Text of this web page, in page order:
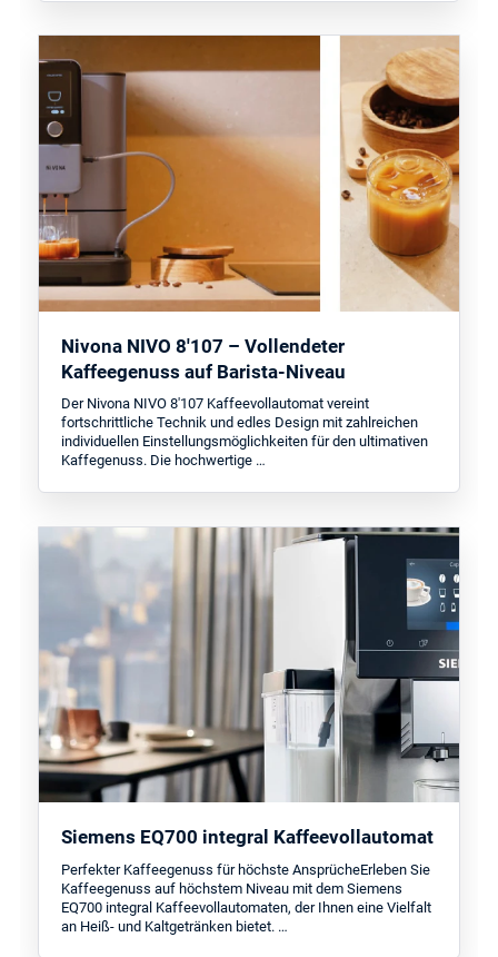
Nivona NIVO 8'107 – Vollendeter
Kaffeegenuss auf Barista-Niveau
Der Nivona NIVO 8'107 Kaffeevollautomat vereint
fortschrittliche Technik und edles Design mit zahlreichen
individuellen Einstellungsmöglichkeiten für den ultimativen
Kaffegenuss. Die hochwertige …
Siemens EQ700 integral Kaffeevollautomat
Perfekter Kaffeegenuss für höchste AnsprücheErleben Sie
Kaffeegenuss auf höchstem Niveau mit dem Siemens
EQ700 integral Kaffeevollautomaten, der Ihnen eine Vielfalt
an Heiß- und Kaltgetränken bietet. …